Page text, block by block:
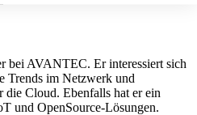
bei AVANTEC. Er interessiert sich
Trends im Netzwerk und
die Cloud. Ebenfalls hat er ein
und OpenSource-Lösungen.